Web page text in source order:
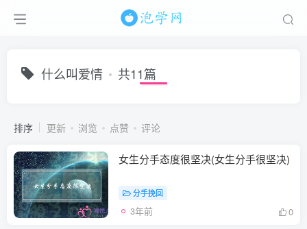
什么叫爱情 共11篇
排序 更新 浏览 点赞 评论
女生分手态度很坚决(女生分手很坚决)
分手挽回
3年前 0